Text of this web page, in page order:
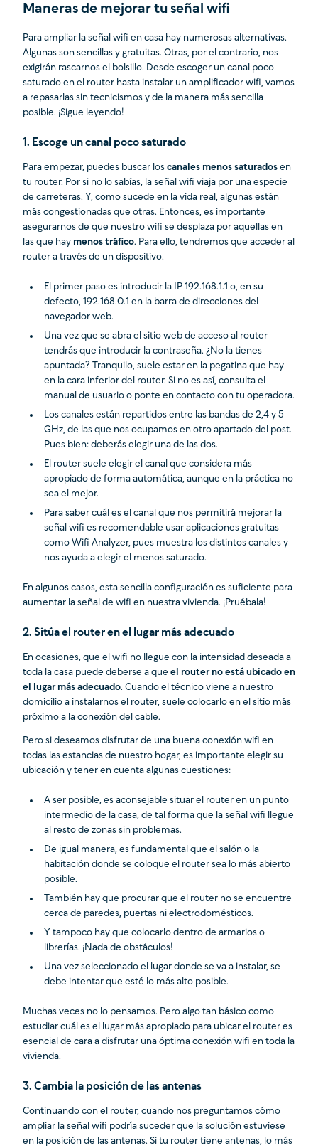
Maneras de mejorar tu señal wifi
Para ampliar la señal wifi en casa hay numerosas alternativas.
Algunas son sencillas y gratuitas. Otras, por el contrario, nos
exigirán rascarnos el bolsillo. Desde escoger un canal poco
saturado en el router hasta instalar un amplificador wifi, vamos
a repasarlas sin tecnicismos y de la manera más sencilla
posible. ¡Sigue leyendo!
1. Escoge un canal poco saturado
Para empezar, puedes buscar los canales menos saturados en
tu router. Por si no lo sabías, la señal wifi viaja por una especie
de carreteras. Y, como sucede en la vida real, algunas están
más congestionadas que otras. Entonces, es importante
asegurarnos de que nuestro wifi se desplaza por aquellas en
las que hay menos tráfico. Para ello, tendremos que acceder al
router a través de un dispositivo.
El primer paso es introducir la IP 192.168.1.1 o, en su
defecto, 192.168.0.1 en la barra de direcciones del
navegador web.
Una vez que se abra el sitio web de acceso al router
tendrás que introducir la contraseña. ¿No la tienes
apuntada? Tranquilo, suele estar en la pegatina que hay
en la cara inferior del router. Si no es así, consulta el
manual de usuario o ponte en contacto con tu operadora.
Los canales están repartidos entre las bandas de 2,4 y 5
GHz, de las que nos ocupamos en otro apartado del post.
Pues bien: deberás elegir una de las dos.
El router suele elegir el canal que considera más
apropiado de forma automática, aunque en la práctica no
sea el mejor.
Para saber cuál es el canal que nos permitirá mejorar la
señal wifi es recomendable usar aplicaciones gratuitas
como Wifi Analyzer, pues muestra los distintos canales y
nos ayuda a elegir el menos saturado.
En algunos casos, esta sencilla configuración es suficiente para
aumentar la señal de wifi en nuestra vivienda. ¡Pruébala!
2. Sitúa el router en el lugar más adecuado
En ocasiones, que el wifi no llegue con la intensidad deseada a
toda la casa puede deberse a que el router no está ubicado en
el lugar más adecuado. Cuando el técnico viene a nuestro
domicilio a instalarnos el router, suele colocarlo en el sitio más
próximo a la conexión del cable.
Pero si deseamos disfrutar de una buena conexión wifi en
todas las estancias de nuestro hogar, es importante elegir su
ubicación y tener en cuenta algunas cuestiones:
A ser posible, es aconsejable situar el router en un punto
intermedio de la casa, de tal forma que la señal wifi llegue
al resto de zonas sin problemas.
De igual manera, es fundamental que el salón o la
habitación donde se coloque el router sea lo más abierto
posible.
También hay que procurar que el router no se encuentre
cerca de paredes, puertas ni electrodomésticos.
Y tampoco hay que colocarlo dentro de armarios o
librerías. ¡Nada de obstáculos!
Una vez seleccionado el lugar donde se va a instalar, se
debe intentar que esté lo más alto posible.
Muchas veces no lo pensamos. Pero algo tan básico como
estudiar cuál es el lugar más apropiado para ubicar el router es
esencial de cara a disfrutar una óptima conexión wifi en toda la
vivienda.
3. Cambia la posición de las antenas
Continuando con el router, cuando nos preguntamos cómo
ampliar la señal wifi podría suceder que la solución estuviese
en la posición de las antenas. Si tu router tiene antenas, lo más